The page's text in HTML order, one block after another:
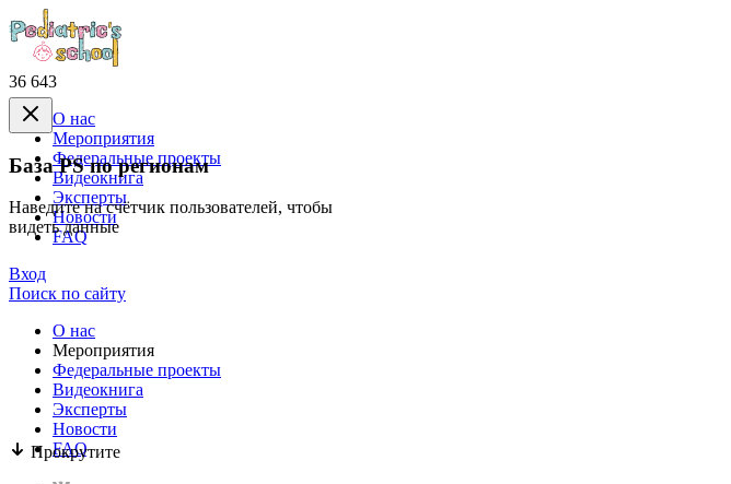
36 643
База PS по регионам
Наведите на счётчик пользователей, чтобы
видеть данные
Прокрутите
О нас
Mероприятия
Федеральные проекты
Видеокнига
Эксперты
Новости
FAQ
Вход
Поиск по сайту
О нас
Mероприятия
Федеральные проекты
Видеокнига
Эксперты
Новости
FAQ